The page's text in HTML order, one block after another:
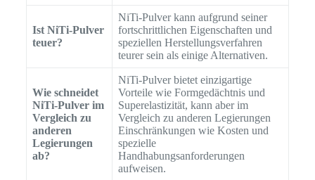
Ist NiTi-Pulver
teuer?
NiTi-Pulver kann aufgrund seiner
fortschrittlichen Eigenschaften und
speziellen Herstellungsverfahren
teurer sein als einige Alternativen.
Wie schneidet
NiTi-Pulver im
Vergleich zu
anderen
Legierungen
ab?
NiTi-Pulver bietet einzigartige
Vorteile wie Formgedächtnis und
Superelastizität, kann aber im
Vergleich zu anderen Legierungen
Einschränkungen wie Kosten und
spezielle
Handhabungsanforderungen
aufweisen.